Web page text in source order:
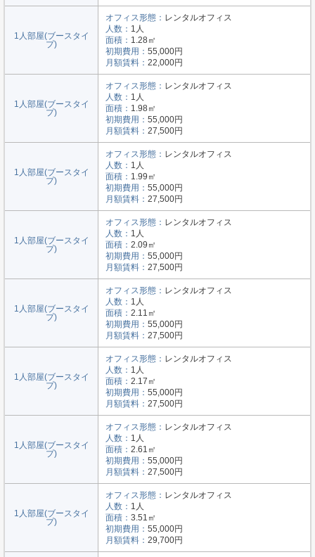
1人部屋(ブースタイ
プ)
オフィス形態： レンタルオフィス
人数： 1人
面積： 1.28㎡
初期費用： 55,000円
月額賃料： 22,000円
1人部屋(ブースタイ
プ)
オフィス形態： レンタルオフィス
人数： 1人
面積： 1.98㎡
初期費用： 55,000円
月額賃料： 27,500円
1人部屋(ブースタイ
プ)
オフィス形態： レンタルオフィス
人数： 1人
面積： 1.99㎡
初期費用： 55,000円
月額賃料： 27,500円
1人部屋(ブースタイ
プ)
オフィス形態： レンタルオフィス
人数： 1人
面積： 2.09㎡
初期費用： 55,000円
月額賃料： 27,500円
1人部屋(ブースタイ
プ)
オフィス形態： レンタルオフィス
人数： 1人
面積： 2.11㎡
初期費用： 55,000円
月額賃料： 27,500円
1人部屋(ブースタイ
プ)
オフィス形態： レンタルオフィス
人数： 1人
面積： 2.17㎡
初期費用： 55,000円
月額賃料： 27,500円
1人部屋(ブースタイ
プ)
オフィス形態： レンタルオフィス
人数： 1人
面積： 2.61㎡
初期費用： 55,000円
月額賃料： 27,500円
1人部屋(ブースタイ
プ)
オフィス形態： レンタルオフィス
人数： 1人
面積： 3.51㎡
初期費用： 55,000円
月額賃料： 29,700円